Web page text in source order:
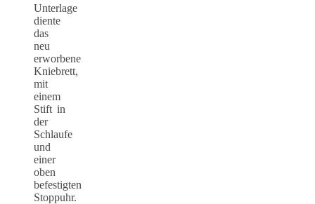
Unterlage
diente
das
neu
erworbene
Kniebrett,
mit
einem
Stift in
der
Schlaufe
und
einer
oben
befestigten
Stoppuhr.